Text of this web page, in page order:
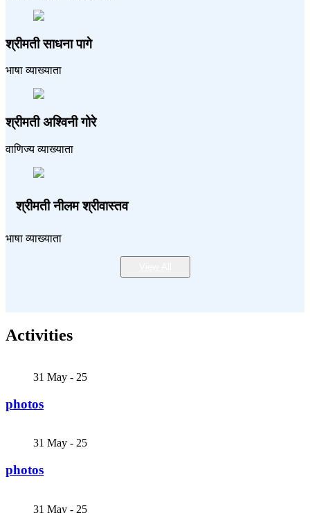
श्रीमती साधना पागे
भाषा व्याख्याता
श्रीमती अश्विनी गोरे
वाणिज्य व्याख्याता
श्रीमती नीलम श्रीवास्तव
भाषा व्याख्याता
Activities
31 May - 25
photos
31 May - 25
photos
31 May - 25